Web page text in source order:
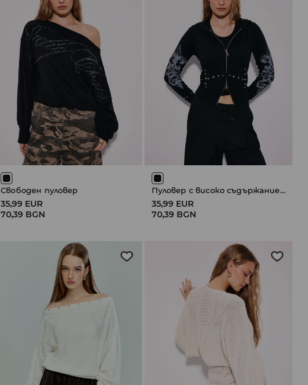
Свободен пуловер
35,99 EUR
70,39 BGN
Пуловер с високо съдържание на памук
35,99 EUR
70,39 BGN